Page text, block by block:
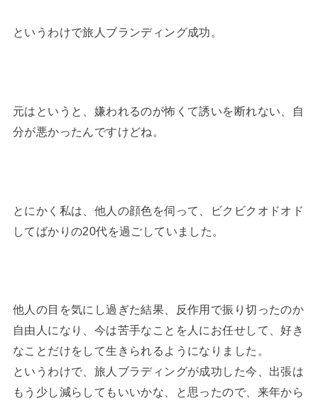
というわけで旅人ブランディング成功。
元はというと、嫌われるのが怖くて誘いを断れない、自
分が悪かったんですけどね。
とにかく私は、他人の顔色を伺って、ビクビクオドオド
してばかりの20代を過ごしていました。
他人の目を気にし過ぎた結果、反作用で振り切ったのか
自由人になり、今は苦手なことを人にお任せして、好き
なことだけをして生きられるようになりました。
というわけで、旅人ブラディングが成功した今、出張は
もう少し減らしてもいいかな、と思ったので、来年から